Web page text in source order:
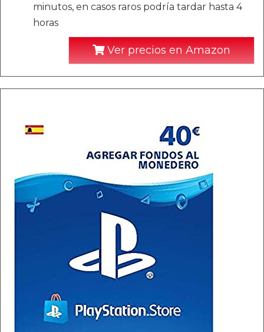
minutos, en casos raros podría tardar hasta 4
horas
Ver precios en Amazon